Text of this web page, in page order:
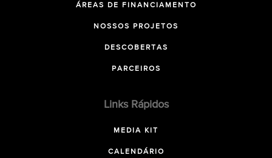
ÁREAS DE FINANCIAMENTO
NOSSOS PROJETOS
DESCOBERTAS
PARCEIROS
Links Rápidos
MEDIA KIT
CALENDÁRIO